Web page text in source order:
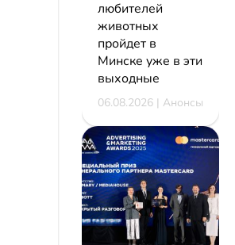
любителей
животных
пройдет в
Минске уже в эти
выходные
06.08.2026 | Анонсы